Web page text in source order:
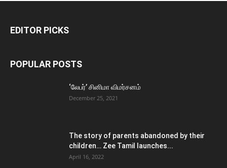
EDITOR PICKS
POPULAR POSTS
‘லேபர்’ சினிமா விமர்சனம்
December 25, 2021
The story of parents abandoned by their
children… Zee Tamil launches...
April 16, 2022